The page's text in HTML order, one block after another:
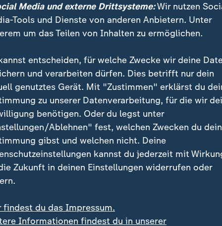
nicht zu, dass die Angst eure
rief nach der ersten Wahlrunde dazu auf, nicht
die Angst eure Herzen einfriert", sagte sie. Die
Sozialministerin gehört der Kommunistischen
Landes an. Sie gilt aber als gemäßigt links und
an.
schnitt Jara schlechter ab als von
dagegen besser. Rodrigo Arellano von der
bezeichnete den Ausgang der ersten
für Jara. Es sei "unwahrscheinlich",
könne.
Media und externe Drittsysteme:Wir nutzen
Tools und Dienste von anderen Anbietern. Unter
um das Teilen von Inhalten zu ermöglichen.
entscheiden, für welche Zwecke wir deine
und verarbeiten dürfen. Dies betrifft nur dein
genutztes Gerät. Mit "Zustimmen" erklärst du
zu unserer Datenverarbeitung, für die wir
benötigen. Oder du legst unter
Ablehnen" fest, welchen Zwecken du
gibst und welchen nicht. Deine
kannst du jederzeit mit
Zukunft in deinen Einstellungen widerrufen oder
findest du das Impressum.
Informationen findest du in unserer